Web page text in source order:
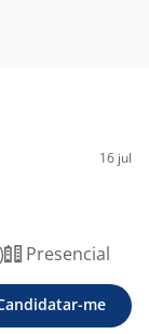
16 jul
Presencial
me